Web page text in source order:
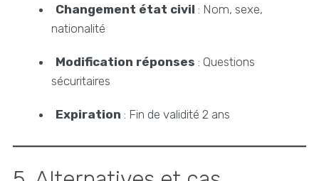
Changement état civil : Nom, sexe,
nationalité
Modification réponses : Questions
sécuritaires
Expiration : Fin de validité 2 ans